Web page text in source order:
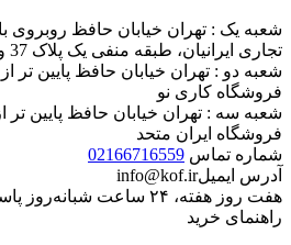
شعبه یک : تهران خیابان حافظ روبروی
تجاری ایرانیان، طبقه منفی یک پلاک 37 و 38
فروشگاه کاری نو
فروشگاه ایران متحد
شماره تماس 02166716559
آدرس ایمیلinfo@kof.ir
هفت روز هفته، ۲۴ ساعت شبانه‌روز پاسخگوی شما هستیم.
راهنمای خرید